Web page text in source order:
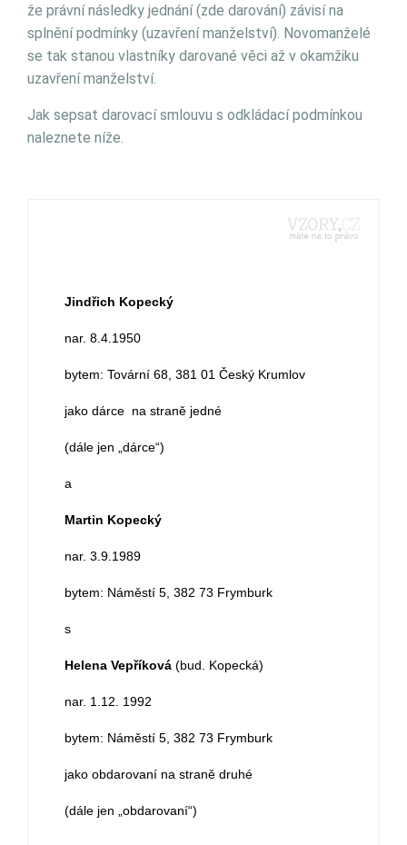
že právní následky jednání (zde darování) závisí na
splnění podmínky (uzavření manželství). Novomanželé
se tak stanou vlastníky darované věci až v okamžiku
uzavření manželství.
Jak sepsat darovací smlouvu s odkládací podmínkou
naleznete níže.
Jindřich Kopecký
nar. 8.4.1950
bytem: Tovární 68, 381 01 Český Krumlov
jako dárce na straně jedné
(dále jen „dárce“)
a
Martin Kopecký
nar. 3.9.1989
bytem: Náměstí 5, 382 73 Frymburk
s
Helena Vepříková (bud. Kopecká)
nar. 1.12. 1992
bytem: Náměstí 5, 382 73 Frymburk
jako obdarovaní na straně druhé
(dále jen „obdarovaní“)